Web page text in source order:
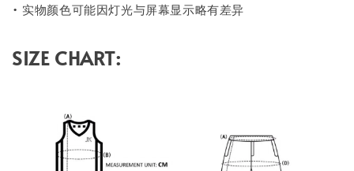
• 实物颜色可能因灯光与屏幕显示略有差异
SIZE CHART: